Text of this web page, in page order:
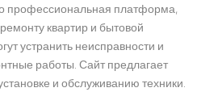
профессиональная платформа,
квартир и бытовой
устранить неисправности и
работы. Сайт предлагает
и обслуживанию техники.